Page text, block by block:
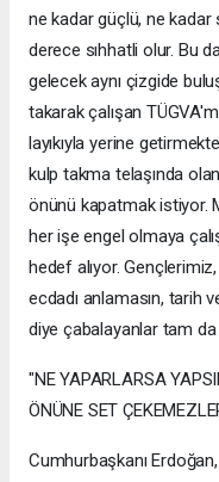
ne kadar güçlü, ne kadar
derece sıhhatli olur. Bu
gelecek aynı çizgide
takarak çalışan
layıkıyla yerine
kulp takma telaşında
önünü kapatmak istiyor.
her işe engel olmaya
hedef alıyor.
ecdadı anlamasın, tarih
diye çabalayanlar tam da
"NE YAPARLARSA
ÖNÜNE SET
Cumhurbaşkanı